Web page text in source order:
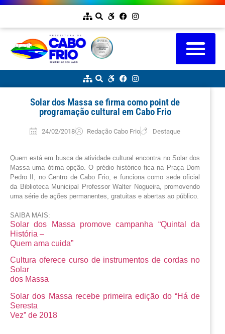
Solar dos Massa se firma como point de
programação cultural em Cabo Frio
24/02/2018 Redação Cabo Frio Destaque
Quem está em busca de atividade cultural encontra no Solar dos
Massa uma ótima opção. O prédio histórico fica na Praça Dom
Pedro II, no Centro de Cabo Frio, e funciona como sede oficial
da Biblioteca Municipal Professor Walter Nogueira, promovendo
uma série de ações permanentes, gratuitas e abertas ao público.
SAIBA MAIS:
Solar dos Massa promove campanha “Quintal da
História –
Quem ama cuida”
Cultura oferece curso de instrumentos de cordas no
Solar
dos Massa
Solar dos Massa recebe primeira edição do “Há de
Seresta
Vez” de 2018